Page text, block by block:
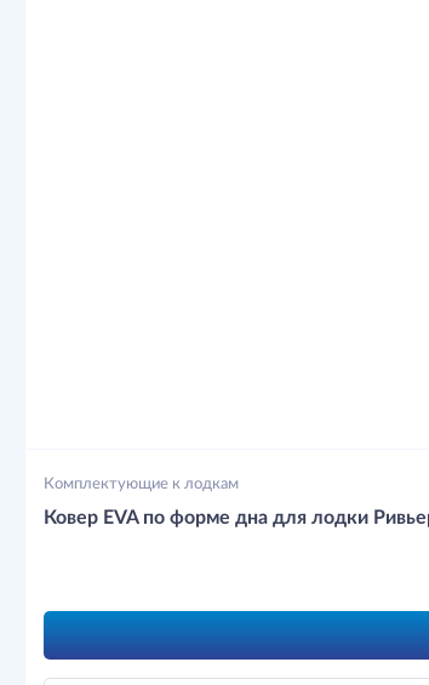
Комплектующие к лодкам
Ковер EVA по форме дна для лодки